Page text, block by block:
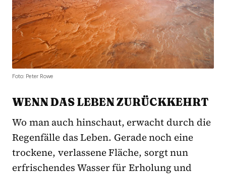
Foto: Peter Rowe
WENN DAS LEBEN ZURÜCKKEHRT
Wo man auch hinschaut, erwacht durch die
Regenfälle das Leben. Gerade noch eine
trockene, verlassene Fläche, sorgt nun
erfrischendes Wasser für Erholung und